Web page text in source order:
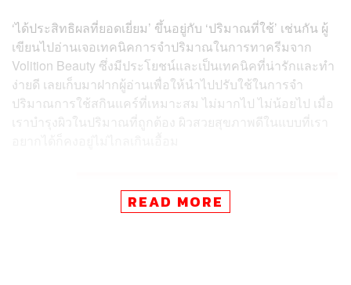
‘ได้ประสิทธิผลที่ยอดเยี่ยม’ ขึ้นอยู่กับ ‘ปริมาณที่ใช้’ เช่นกัน ผู้
เขียนไปอ่านเจอเทคนิคการจำปริมาณในการทาครีมจาก
Volition Beauty ซึ่งมีประโยชน์และเป็นเทคนิคที่น่ารักและทำ
ง่ายดี เลยเก็บมาฝากผู้อ่านเพื่อให้นำไปปรับใช้ในการจำ
ปริมาณการใช้สกินแคร์ที่เหมาะสม ไม่มากไป ไม่น้อยไป เมื่อ
เราบำรุงผิวในปริมาณที่ถูกต้อง ผิวสวยสุขภาพดีในแบบที่เรา
READ MORE